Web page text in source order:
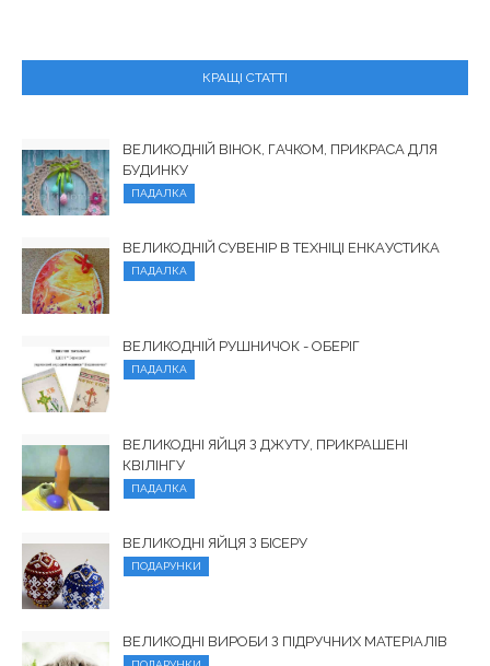
КРАЩІ СТАТТІ
ВЕЛИКОДНІЙ ВІНОК, ГАЧКОМ, ПРИКРАСА ДЛЯ
БУДИНКУ
ПАДАЛКА
ВЕЛИКОДНІЙ СУВЕНІР В ТЕХНІЦІ ЕНКАУСТИКА
ПАДАЛКА
ВЕЛИКОДНІЙ РУШНИЧОК - ОБЕРІГ
ПАДАЛКА
ВЕЛИКОДНІ ЯЙЦЯ З ДЖУТУ, ПРИКРАШЕНІ
КВІЛІНГУ
ПАДАЛКА
ВЕЛИКОДНІ ЯЙЦЯ З БІСЕРУ
ПОДАРУНКИ
ВЕЛИКОДНІ ВИРОБИ З ПІДРУЧНИХ МАТЕРІАЛІВ